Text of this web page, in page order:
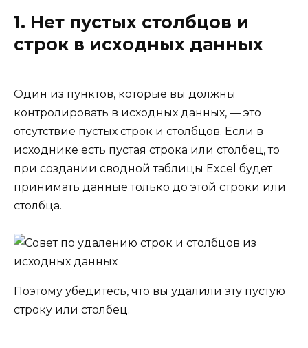
1. Нет пустых столбцов и
строк в исходных данных
Один из пунктов, которые вы должны
контролировать в исходных данных, — это
отсутствие пустых строк и столбцов. Если в
исходнике есть пустая строка или столбец, то
при создании сводной таблицы Excel будет
принимать данные только до этой строки или
столбца.
Поэтому убедитесь, что вы удалили эту пустую
строку или столбец.